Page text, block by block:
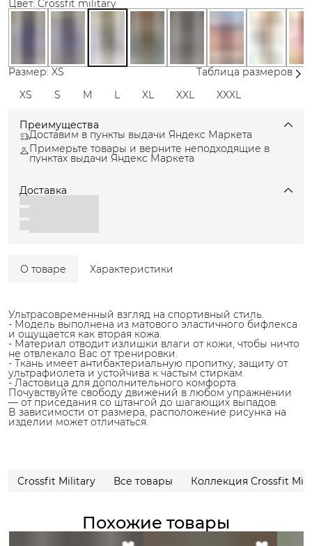
Цвет: Crossfit military
Размер: XS
Таблица размеров
XS
S M L XL XXL XXXL
Преимущества
Доставим в пункты выдачи Яндекс Маркета
Примерьте товары и верните неподходящие в
пунктах выдачи Яндекс Маркета
Доставка
О товаре Характеристики
Ультрасовременный взгляд на спортивный стиль.
- Модель выполнена из матового эластичного бифлекса
и ощущается как вторая кожа.
- Материал отводит излишки влаги от кожи, чтобы ничто
не отвлекало Вас от тренировки.
- Ткань имеет антибактериальную пропитку, защиту от
ультрафиолета и устойчива к частым стиркам.
- Ластовица для дополнительного комфорта.
Почувствуйте свободу движений в любом упражнении
— от приседания со штангой до шагающих выпадов.
В зависимости от размера, расположение рисунка на
изделии может отличаться.
Crossfit Military Все товары Коллекция Crossfit
Похожие товары